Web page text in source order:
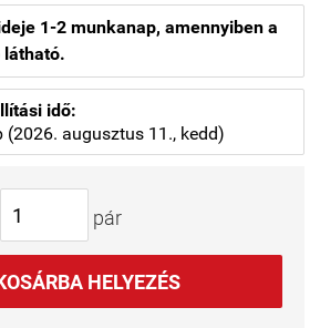
1-2 munkanap, amennyiben a
látható.
idő:
(2026. augusztus 11., kedd)
pár
HELYEZÉS